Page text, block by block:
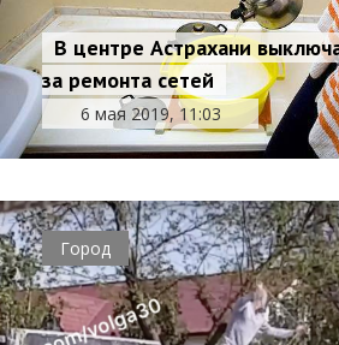
В центре Астрахани
за ремонта сетей
6 мая 2019, 11:03
Город